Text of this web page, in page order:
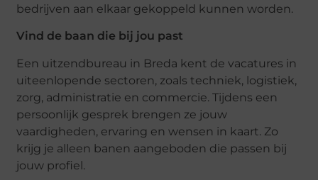
bedrijven aan elkaar gekoppeld kunnen worden.
Vind de baan die bij jou past
Een uitzendbureau in Breda kent de vacatures in
uiteenlopende sectoren, zoals techniek, logistiek,
zorg, administratie en commercie. Tijdens een
persoonlijk gesprek brengen ze jouw
vaardigheden, ervaring en wensen in kaart. Zo
krijg je alleen banen aangeboden die passen bij
jouw profiel.